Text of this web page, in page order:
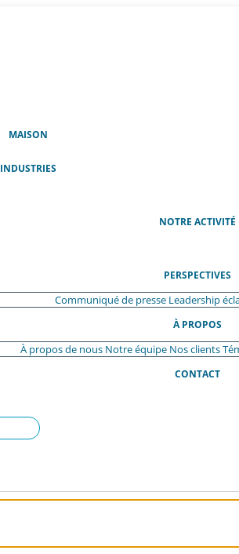
MAISON(ACTUEL)
INDUSTRIES
NOTRE ACTIVITÉ
PERSPECTIVES
Communiqué de presse Leadership
À PROPOS
À propos de nous Notre équipe Nos clients
CONTACT